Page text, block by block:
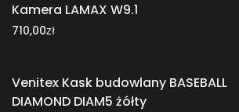
Kamera LAMAX W9.1
710,00zł
Venitex Kask budowlany BASEBALL
DIAMOND DIAM5 żółty